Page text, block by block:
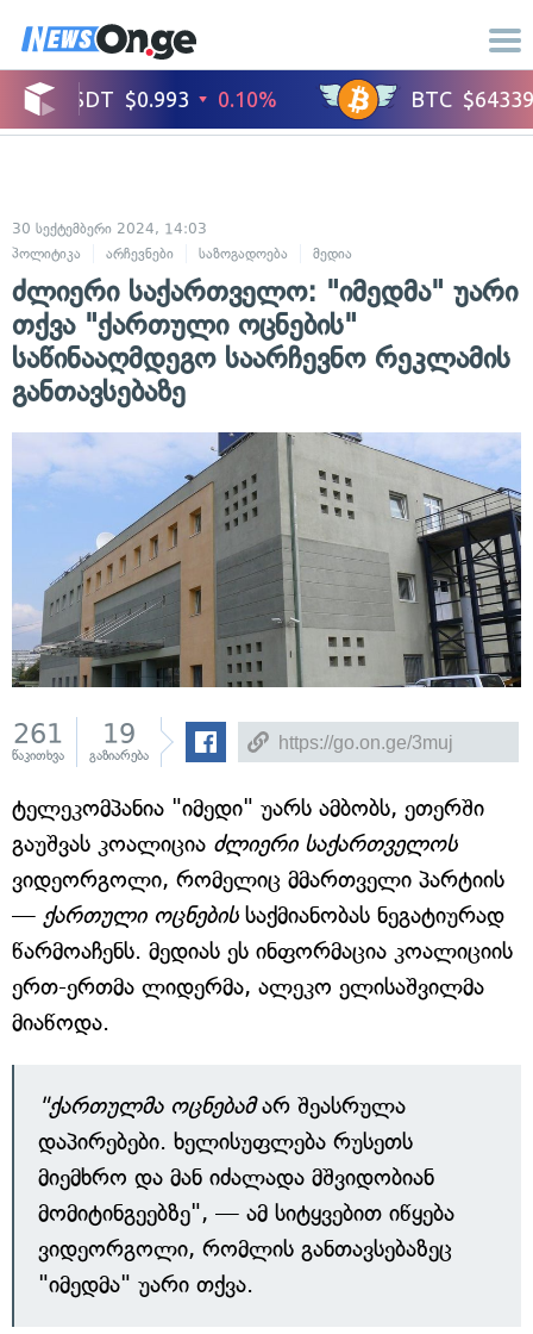
30 სექტემბერი 2024, 14:03
პოლიტიკა
არჩევნები საზოგადოება მედია
ძლიერი საქართველო: "იმედმა" უარი
თქვა "ქართული ოცნების"
საწინააღმდეგო საარჩევნო რეკლამის
განთავსებაზე
261
წაკითხვა
19
გაზიარება
ტელეკომპანია "იმედი" უარს ამბობს, ეთერში
გაუშვას კოალიცია ძლიერი საქართველოს
ვიდეორგოლი, რომელიც მმართველი პარტიის
— ქართული ოცნებისსაქმიანობას ნეგატიურად
წარმოაჩენს. მედიას ეს ინფორმაცია კოალიციის
ერთ-ერთმა ლიდერმა, ალეკო ელისაშვილმა
მიაწოდა.
"ქართულმა ოცნებამარ შეასრულა
დაპირებები. ხელისუფლება რუსეთს
მიემხრო და მან იძალადა მშვიდობიან
მომიტინგეებზე", — ამ სიტყვებით იწყება
ვიდეორგოლი, რომლის განთავსებაზეც
"იმედმა" უარი თქვა.